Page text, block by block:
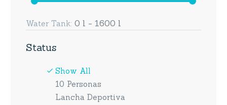
Water Tank: 0 l - 1600 l
Status
Show All
10 Personas
Lancha Deportiva